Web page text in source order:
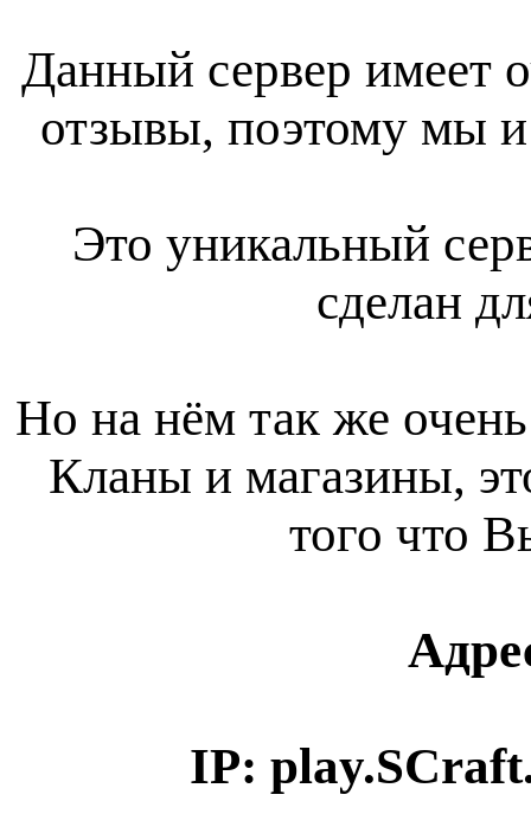
Данный сервер имеет
отзывы, поэтому мы
Это уникальный
сделан
Но на нём так же
Кланы и магазины,
того что
IP: